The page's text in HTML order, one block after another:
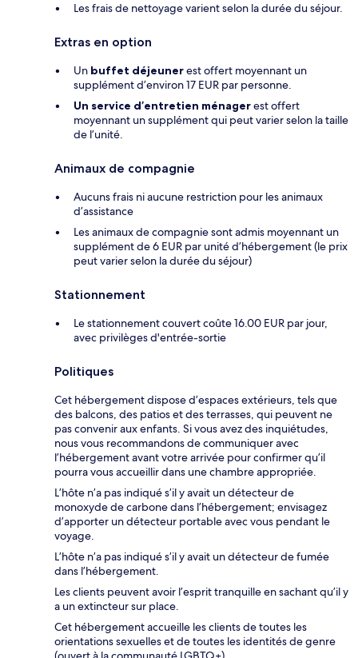
Les frais de nettoyage varient selon la durée du séjour.
Extras en option
Un buffet déjeunerest offert moyennant un
supplément d’environ 17 EUR par personne.
Un service d’entretien ménagerest offert
moyennant un supplément qui peut varier selon la taille
de l’unité.
Animaux de compagnie
Aucuns frais ni aucune restriction pour les animaux
d’assistance
Les animaux de compagnie sont admis moyennant un
supplément de 6 EUR par unité d’hébergement (le prix
peut varier selon la durée du séjour)
Stationnement
Le stationnement couvert coûte 16.00 EUR par jour,
avec privilèges d'entrée-sortie
Politiques
Cet hébergement dispose d’espaces extérieurs, tels que
des balcons, des patios et des terrasses, qui peuvent ne
pas convenir aux enfants. Si vous avez des inquiétudes,
nous vous recommandons de communiquer avec
l’hébergement avant votre arrivée pour confirmer qu’il
pourra vous accueillir dans une chambre appropriée.
L’hôte n’a pas indiqué s’il y avait un détecteur de
monoxyde de carbone dans l’hébergement; envisagez
d’apporter un détecteur portable avec vous pendant le
voyage.
L’hôte n’a pas indiqué s’il y avait un détecteur de fumée
dans l’hébergement.
Les clients peuvent avoir l’esprit tranquille en sachant qu’il y
a un extincteur sur place.
Cet hébergement accueille les clients de toutes les
orientations sexuelles et de toutes les identités de genre